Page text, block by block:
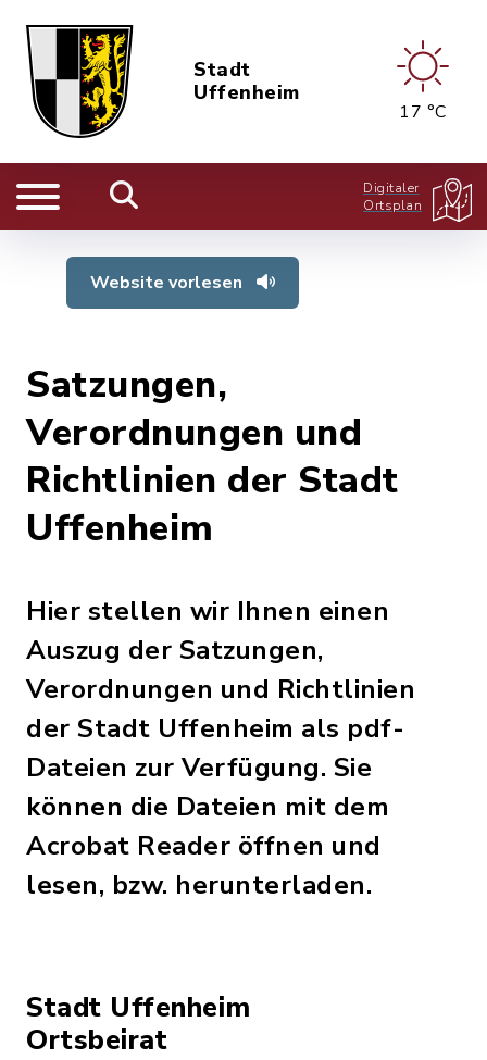
Stadt
Uffenheim
17 °C
Digitaler
Ortsplan
Website vorlesen
Satzungen,
Verordnungen und
Richtlinien der Stadt
Uffenheim
Hier stellen wir Ihnen einen
Auszug der Satzungen,
Verordnungen und Richtlinien
der Stadt Uffenheim als pdf-
Dateien zur Verfügung. Sie
können die Dateien mit dem
Acrobat Reader öffnen und
lesen, bzw. herunterladen.
Stadt Uffenheim
Ortsbeirat